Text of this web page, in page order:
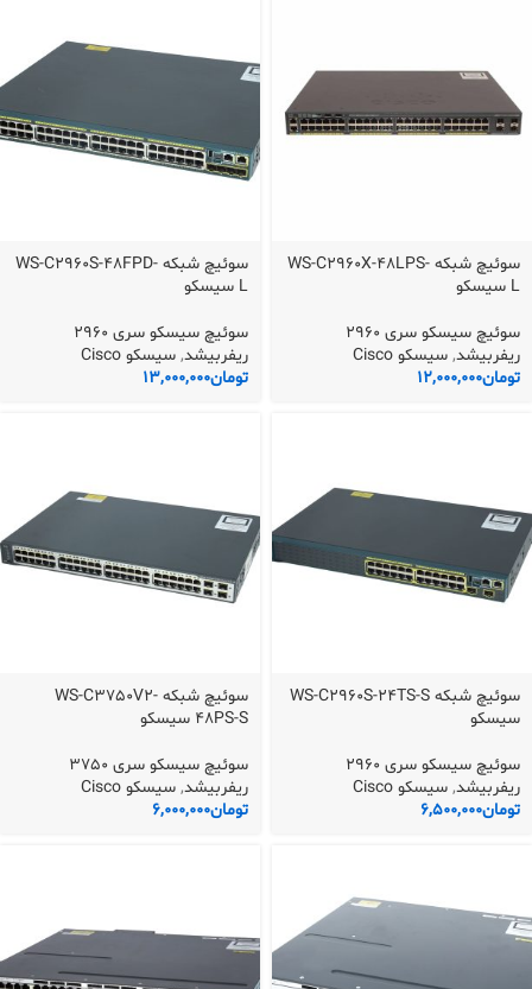
سوئیچ شبکه WS-C2960X-48LPS-
L سیسکو
سوئیچ سیسکو سری 2960
ریفربیشد, سیسکو Cisco
تومان12,000,000
سوئیچ شبکه WS-C2960S-48FPD-
L سیسکو
سوئیچ سیسکو سری 2960
ریفربیشد, سیسکو Cisco
تومان13,000,000
سوئیچ شبکه WS-C2960S-24TS-S
سیسکو
سوئیچ سیسکو سری 2960
ریفربیشد, سیسکو Cisco
تومان6,500,000
سوئیچ شبکه WS-C3750V2-
48PS-S سیسکو
سوئیچ سیسکو سری 3750
ریفربیشد, سیسکو Cisco
تومان6,000,000